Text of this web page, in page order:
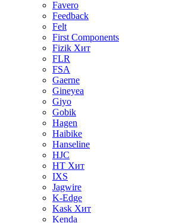
Favero
Feedback
Felt
First Components
Fizik Хит
FLR
FSA
Gaerne
Gineyea
Giyo
Gobik
Hagen
Haibike
Hanseline
HJC
HT Хит
IXS
Jagwire
K-Edge
Kask Хит
Kenda